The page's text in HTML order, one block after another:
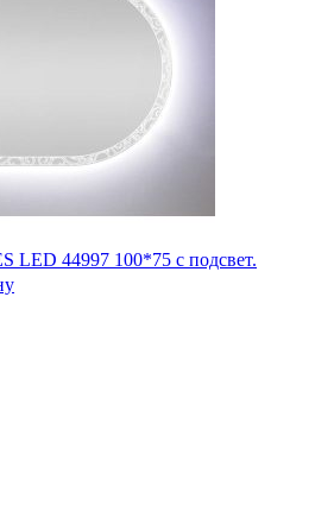
LED 44997 100*75 с подсвет.